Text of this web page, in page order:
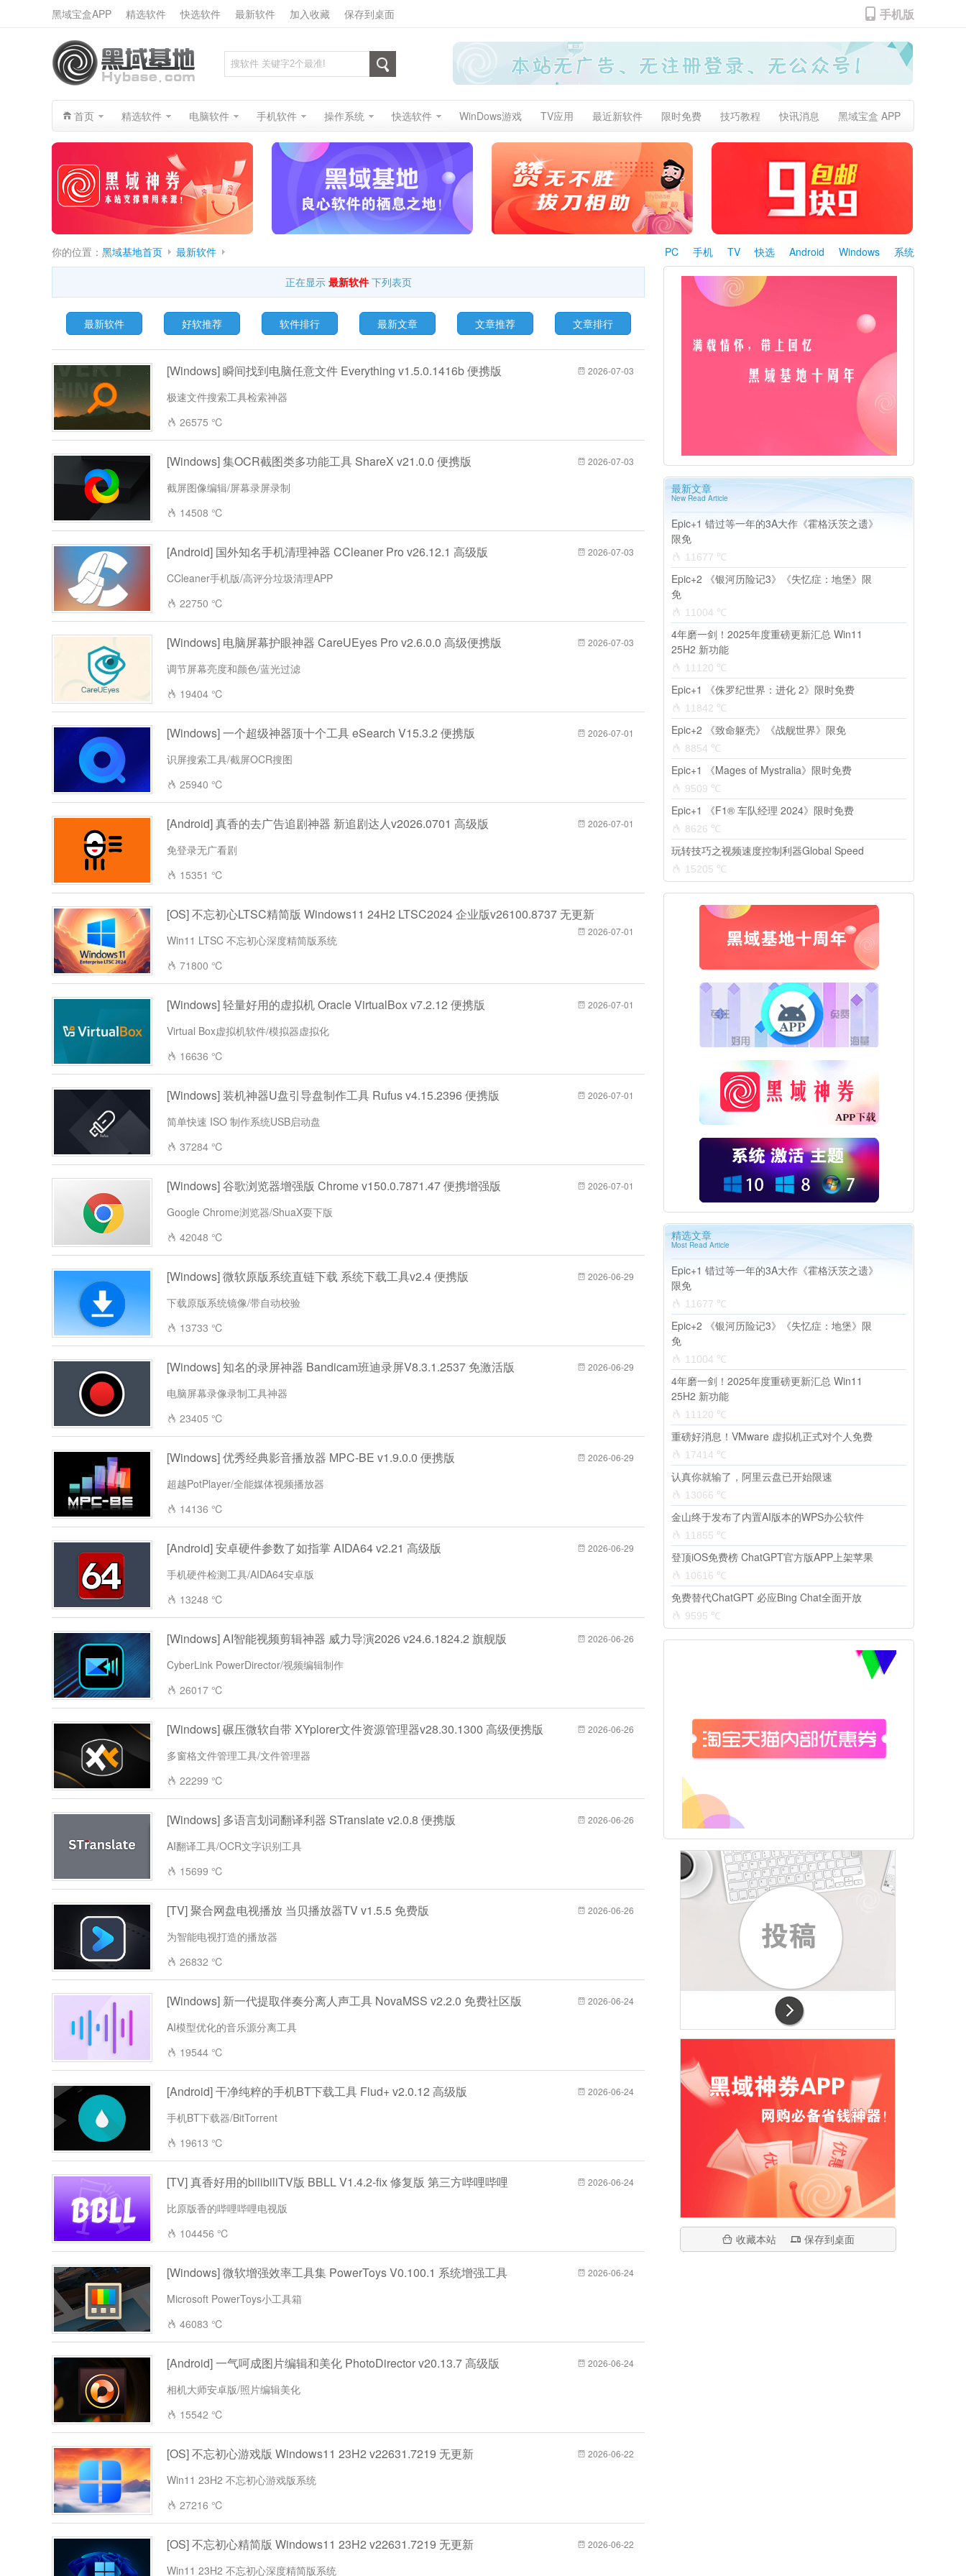
黑域宝盒APP 精选软件 快选软件 最新软件 加入收藏 保存到桌面 手机版
首页 精选软件 电脑软件 手机软件 操作系统 快选软件 WinDows游戏 TV应用 最近新软件 限时免费 技巧教程 快讯消息 黑域宝盒 APP
你的位置： 黑域基地首页 最新软件 PC 手机 TV 快选 Android Windows 系统
正在显示 最新软件下列表页
最新软件 好软推荐 软件排行 最新文章 文章推荐 文章排行
[Windows] 瞬间找到电脑任意文件 Everything v1.5.0.1416b 便携版 2026-07-03
极速文件搜索工具检索神器
26575 ℃
[Windows] 集OCR截图类多功能工具 ShareX v21.0.0 便携版 2026-07-03
截屏图像编辑/屏幕录屏录制
14508 ℃
[Android] 国外知名手机清理神器 CCleaner Pro v26.12.1 高级版 2026-07-03
CCleaner手机版/高评分垃圾清理APP
22750 ℃
[Windows] 电脑屏幕护眼神器 CareUEyes Pro v2.6.0.0 高级便携版 2026-07-03
调节屏幕亮度和颜色/蓝光过滤
19404 ℃
[Windows] 一个超级神器顶十个工具 eSearch V15.3.2 便携版 2026-07-01
识屏搜索工具/截屏OCR搜图
25940 ℃
[Android] 真香的去广告追剧神器 新追剧达人v2026.0701 高级版 2026-07-01
免登录无广看剧
15351 ℃
[OS] 不忘初心LTSC精简版 Windows11 24H2 LTSC2024 企业版v26100.8737 无更新
2026-07-01
Win11 LTSC 不忘初心深度精简版系统
71800 ℃
[Windows] 轻量好用的虚拟机 Oracle VirtualBox v7.2.12 便携版 2026-07-01
Virtual Box虚拟机软件/模拟器虚拟化
16636 ℃
[Windows] 装机神器U盘引导盘制作工具 Rufus v4.15.2396 便携版 2026-07-01
简单快速 ISO 制作系统USB启动盘
37284 ℃
[Windows] 谷歌浏览器增强版 Chrome v150.0.7871.47 便携增强版 2026-07-01
Google Chrome浏览器/ShuaX耍下版
42048 ℃
[Windows] 微软原版系统直链下载 系统下载工具v2.4 便携版 2026-06-29
下载原版系统镜像/带自动校验
13733 ℃
[Windows] 知名的录屏神器 Bandicam班迪录屏V8.3.1.2537 免激活版 2026-06-29
电脑屏幕录像录制工具神器
23405 ℃
[Windows] 优秀经典影音播放器 MPC-BE v1.9.0.0 便携版 2026-06-29
超越PotPlayer/全能媒体视频播放器
14136 ℃
[Android] 安卓硬件参数了如指掌 AIDA64 v2.21 高级版 2026-06-29
手机硬件检测工具/AIDA64安卓版
13248 ℃
[Windows] AI智能视频剪辑神器 威力导演2026 v24.6.1824.2 旗舰版 2026-06-26
CyberLink PowerDirector/视频编辑制作
26017 ℃
[Windows] 碾压微软自带 XYplorer文件资源管理器v28.30.1300 高级便携版 2026-06-26
多窗格文件管理工具/文件管理器
22299 ℃
[Windows] 多语言划词翻译利器 STranslate v2.0.8 便携版 2026-06-26
AI翻译工具/OCR文字识别工具
15699 ℃
[TV] 聚合网盘电视播放 当贝播放器TV v1.5.5 免费版 2026-06-26
为智能电视打造的播放器
26832 ℃
[Windows] 新一代提取伴奏分离人声工具 NovaMSS v2.2.0 免费社区版 2026-06-24
AI模型优化的音乐源分离工具
19544 ℃
[Android] 干净纯粹的手机BT下载工具 Flud+ v2.0.12 高级版 2026-06-24
手机BT下载器/BitTorrent
19613 ℃
[TV] 真香好用的bilibiliTV版 BBLL V1.4.2-fix 修复版 第三方哔哩哔哩 2026-06-24
比原版香的哔哩哔哩电视版
104456 ℃
[Windows] 微软增强效率工具集 PowerToys V0.100.1 系统增强工具 2026-06-24
Microsoft PowerToys小工具箱
46083 ℃
[Android] 一气呵成图片编辑和美化 PhotoDirector v20.13.7 高级版 2026-06-24
相机大师安卓版/照片编辑美化
15542 ℃
[OS] 不忘初心游戏版 Windows11 23H2 v22631.7219 无更新 2026-06-22
Win11 23H2 不忘初心游戏版系统
27216 ℃
[OS] 不忘初心精简版 Windows11 23H2 v22631.7219 无更新 2026-06-22
Win11 23H2 不忘初心深度精简版系统
最新文章
New Read Article
Epic+1 错过等一年的3A大作《霍格沃茨之遗》
限免
11677 ℃
Epic+2 《银河历险记3》《失忆症：地堡》限
免
11004 ℃
4年磨一剑！2025年度重磅更新汇总 Win11
25H2 新功能
11120 ℃
Epic+1 《侏罗纪世界：进化 2》限时免费
11842 ℃
Epic+2 《致命躯壳》《战舰世界》限免
8854 ℃
Epic+1 《Mages of Mystralia》限时免费
9509 ℃
Epic+1 《F1® 车队经理 2024》限时免费
8626 ℃
玩转技巧之视频速度控制利器Global Speed
15205 ℃
精选文章
Most Read Article
Epic+1 错过等一年的3A大作《霍格沃茨之遗》
限免
11677 ℃
Epic+2 《银河历险记3》《失忆症：地堡》限
免
11004 ℃
4年磨一剑！2025年度重磅更新汇总 Win11
25H2 新功能
11120 ℃
重磅好消息！VMware 虚拟机正式对个人免费
17414 ℃
认真你就输了，阿里云盘已开始限速
13066 ℃
金山终于发布了内置AI版本的WPS办公软件
11855 ℃
登顶iOS免费榜 ChatGPT官方版APP上架苹果
10616 ℃
免费替代ChatGPT 必应Bing Chat全面开放
9595 ℃
收藏本站 保存到桌面